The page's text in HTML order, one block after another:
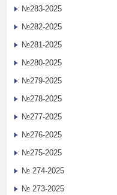
№283-2025
№282-2025
№281-2025
№280-2025
№279-2025
№278-2025
№277-2025
№276-2025
№275-2025
№ 274-2025
№ 273-2025